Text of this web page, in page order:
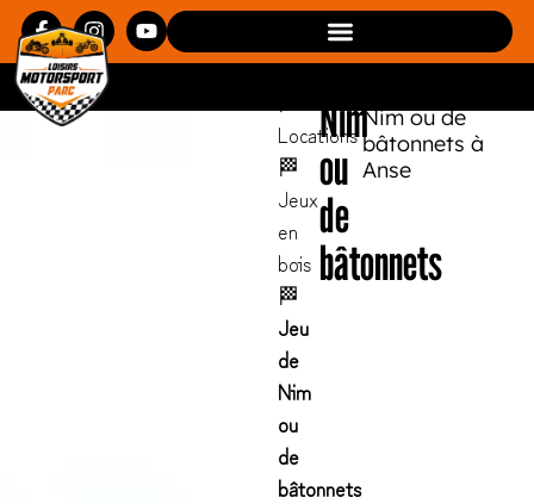
Loisirs
Motorsports
Locations
🏁
Jeux
en
bois
🏁
Jeu
de
Nim
ou
de
bâtonnets
Jeu
de
Nim
ou
de
bâtonnets
LMS Park vous
découvrir et
Nim ou de
bâtonnets à
Anse